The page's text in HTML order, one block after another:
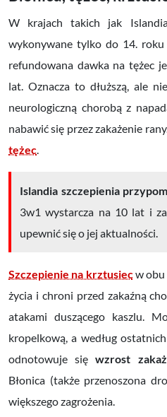
W krajach takich jak
wykonywane tylko do 14. roku
refundowana dawka na tężec
lat. Oznacza to dłuższą, ale
neurologiczną chorobą z
nabawić się przez zakażenie
tężec.
Islandia szczepienia
3w1 wystarcza na 10 lat i
upewnić się o jej aktualności.
Szczepienie na krztusiecw obu
życia i chroni przed zakaźną
atakami duszącego kaszlu.
kropelkową, a według
odnotowuje sięwzrost
Błonica (także przenoszona
większego zagrożenia.